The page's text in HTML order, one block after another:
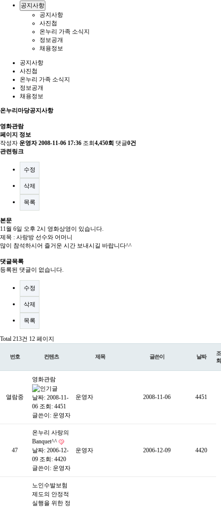
공지사항
공지사항
사진첩
온누리 가족 소식지
정보공개
채용정보
공지사항
사진첩
온누리 가족 소식지
정보공개
채용정보
온누리마당공지사항
영화관람
페이지 정보
작성자 운영자 2008-11-06 17:36 조회 4,450회 댓글0건
관련링크
수정
삭제
목록
본문
11월 6일 오후 2시 영화상영이 있습니다.
제목 : 사랑방 선수와 어머니
많이 참석하시어 즐거운 시간 보내시길 바랍니다^^
댓글목록
등록된 댓글이 없습니다.
수정
삭제
목록
Total 213건 12 페이지
번호 컨텐츠 제목 글쓴이 날짜
조
회
열람중
영화관람
날짜: 2008-11-
06 조회: 4451
글쓴이: 운영자
운영자 2008-11-06 4451
47
온누리 사랑의
Banquet^^
날짜: 2006-12-
09 조회: 4420
글쓴이: 운영자
운영자 2006-12-09 4420
노인수발보험
제도의 안정적
실행을 위한 정